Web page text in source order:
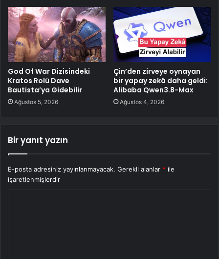
God Of War Dizisindeki
Kratos Rolü Dave
Bautista’ya Gidebilir
Ağustos 5, 2026
Çin’den zirveye oynayan
bir yapay zekâ daha geldi:
Alibaba Qwen3.8-Max
Ağustos 4, 2026
Bir yanıt yazın
E-posta adresiniz yayınlanmayacak. Gerekli alanlar * ile
işaretlenmişlerdir